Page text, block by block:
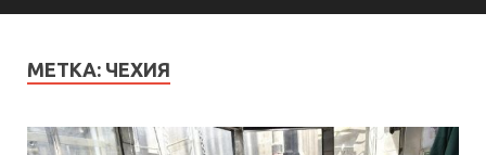
МЕТКА: ЧЕХИЯ